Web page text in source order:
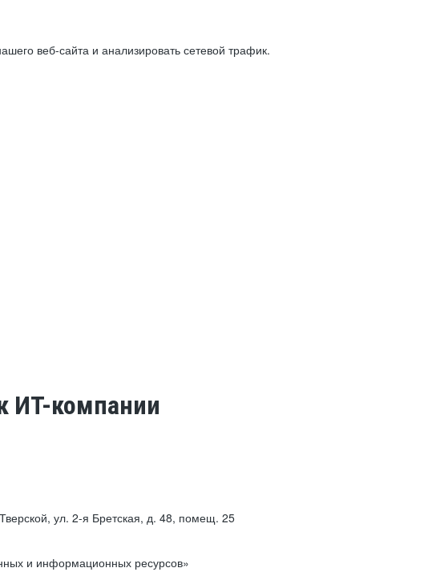
веб-сайта и анализировать сетевой трафик.
ИТ-компании
ул. 2-я Бретская, д. 48, помещ. 25
и информационных ресурсов»